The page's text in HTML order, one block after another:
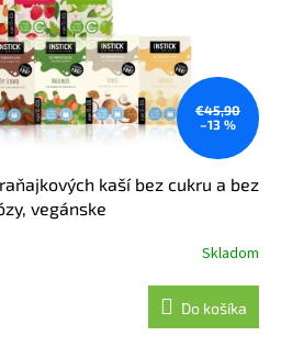
€45,90
–13 %
kaší bez cukru a bez
vegánske
Skladom
Do košíka